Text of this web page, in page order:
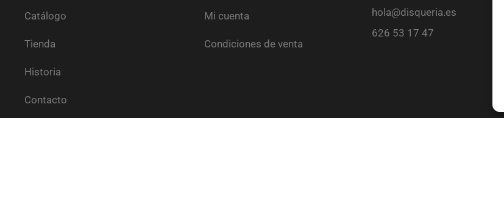
Catálogo
Tienda
Historia
Contacto
Mi cuenta
Condiciones de venta
hola@disqueria.es
626 53 17 47